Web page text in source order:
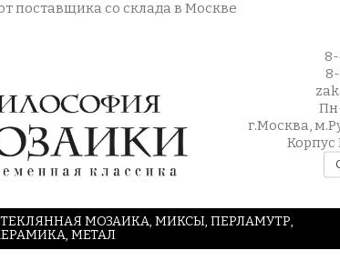
г.Москва,
Корпус
МОЗАИКА, МИКСЫ, ПЕРЛАМУТР,
МЕТАЛ